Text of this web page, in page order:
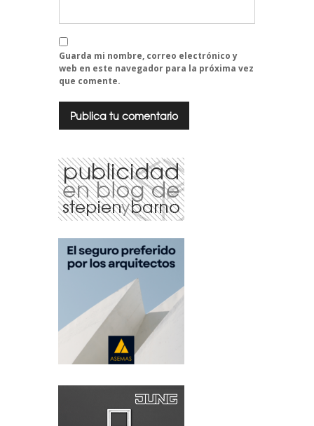
Guarda mi nombre, correo electrónico y
web en este navegador para la próxima vez
que comente.